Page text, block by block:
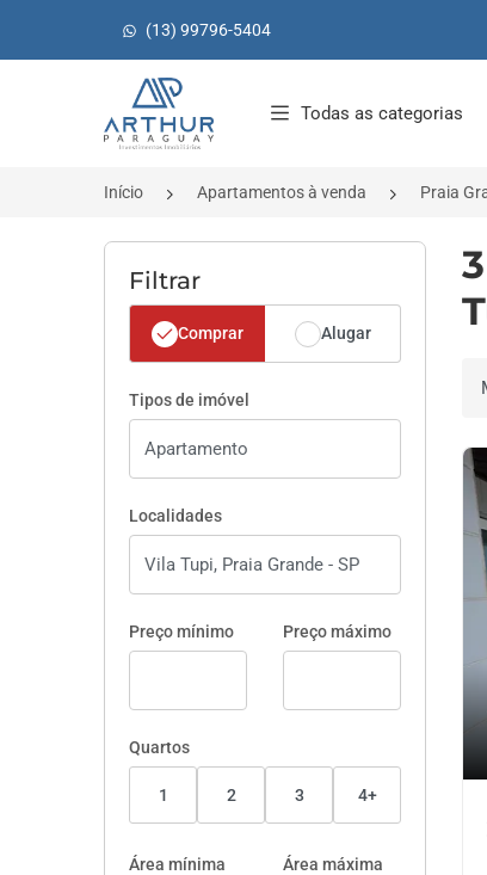
(13) 99796-5404
Página inicial
Todas as categorias
Início Apartamentos à venda Praia
Filtrar
Comprar Alugar
Tipos de imóvel
Localidades
Preço mínimo Preço máximo
Quartos
1 2 3 4+
Área mínima Área máxima